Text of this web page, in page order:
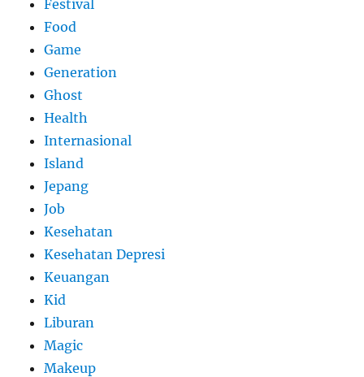
Festival
Food
Game
Generation
Ghost
Health
Internasional
Island
Jepang
Job
Kesehatan
Kesehatan Depresi
Keuangan
Kid
Liburan
Magic
Makeup